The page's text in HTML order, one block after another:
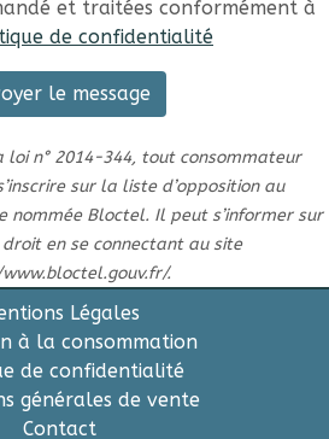
et traitées conformément à
de confidentialité
le message
loi n° 2014-344, tout consommateur
sur la liste d’opposition au
nommée Bloctel. Il peut s’informer sur
droit en se connectant au site
.
Légales
à la consommation
de confidentialité
générales de vente
Contact